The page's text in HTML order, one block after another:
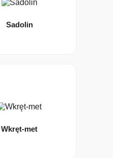
Sadolin
Wkręt-met